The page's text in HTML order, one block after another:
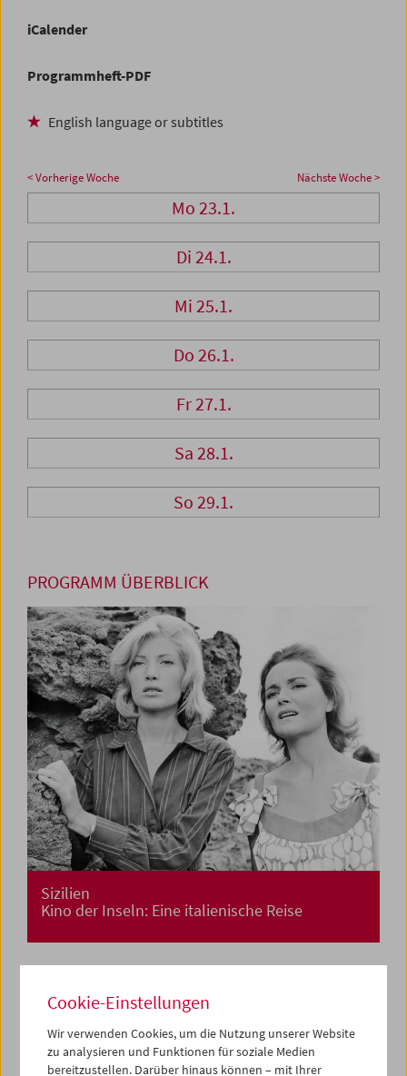
iCalender
Programmheft-PDF
English language or subtitles
< Vorherige Woche Nächste Woche >
Mo 23.1.
Di 24.1.
Mi 25.1.
Do 26.1.
Fr 27.1.
Sa 28.1.
So 29.1.
PROGRAMM ÜBERBLICK
Sizilien
Kino der Inseln: Eine italienische Reise
Cookie-Einstellungen
Wir verwenden Cookies, um die Nutzung unserer Website
zu analysieren und Funktionen für soziale Medien
bereitzustellen. Darüber hinaus können – mit Ihrer